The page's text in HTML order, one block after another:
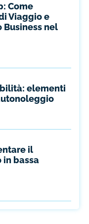
Come
Viaggio e
Business nel
elementi
il
bassa